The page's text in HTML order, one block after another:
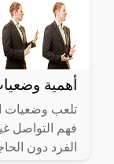
أهمية
تلعب وضعيات
فهم التواصل
الفرد دون